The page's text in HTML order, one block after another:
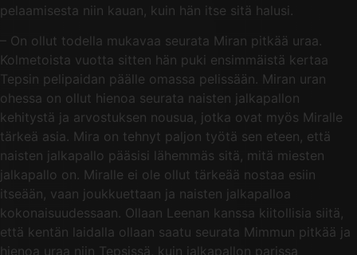
pelaamisesta niin kauan, kuin hän itse sitä halusi.
– On ollut todella mukavaa seurata Miran pitkää uraa.
Kolmetoista vuotta sitten hän puki ensimmäistä kertaa
Tepsin pelipaidan päälle omassa pelissään. Miran uran
ohessa on ollut hienoa seurata naisten jalkapallon
kehitystä ja arvostuksen nousua, jotka ovat myös Miralle
tärkeä asia. Mira on tehnyt paljon työtä sen eteen, että
naisten jalkapallo pääsisi lähemmäs sitä, mitä miesten
jalkapallo on. Miralle ei ole ollut tärkeää nostaa esiin
itseään, vaan joukkuettaan ja naisten jalkapalloa
kokonaisuudessaan. Ollaan Leenan kanssa kiitollisia siitä,
että kentän laidalla ollaan saatu seurata Mimmun pitkää ja
hienoa uraa niin Tepsissä, kuin jalkapallon parissa